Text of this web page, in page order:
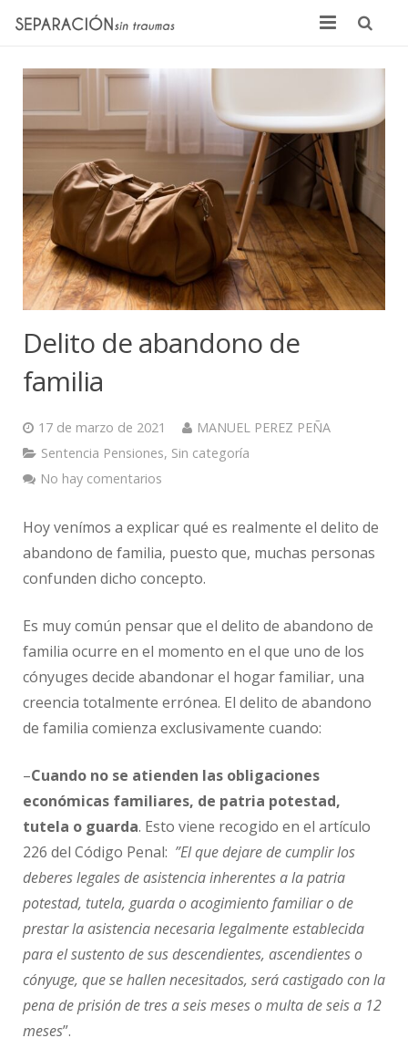
Inicio
Quienes somos
Sentencias
Contacto
Delito de abandono de
familia
17 de marzo de 2021
MANUEL PEREZ PEÑA
Sentencia Pensiones, Sin categoría
No hay comentarios
Hoy venímos a explicar qué es realmente el delito de
abandono de familia, puesto que, muchas personas
confunden dicho concepto.
Es muy común pensar que el delito de abandono de
familia ocurre en el momento en el que uno de los
cónyuges decide abandonar el hogar familiar, una
creencia totalmente errónea. El delito de abandono
de familia comienza exclusivamente cuando:
–Cuando no se atienden las obligaciones
económicas familiares, de patria potestad,
tutela o guarda. Esto viene recogido en el artículo
226 del Código Penal: ”El que dejare de cumplir los
deberes legales de asistencia inherentes a la patria
potestad, tutela, guarda o acogimiento familiar o de
prestar la asistencia necesaria legalmente establecida
para el sustento de sus descendientes, ascendientes o
cónyuge, que se hallen necesitados, será castigado con la
pena de prisión de tres a seis meses o multa de seis a 12
meses”.